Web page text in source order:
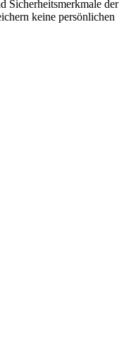
Sicherheitsmerkmale der
keine persönlichen